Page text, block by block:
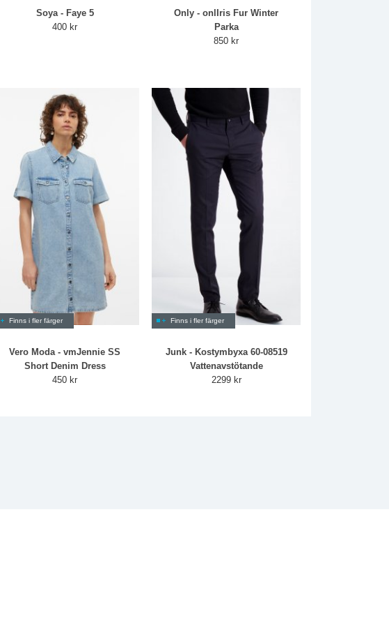
Soya - Faye 5
400 kr
Only - onlIris Fur Winter
Parka
850 kr
Finns i fler färger
Vero Moda - vmJennie SS
Short Denim Dress
450 kr
Finns i fler färger
Junk - Kostymbyxa 60-08519
Vattenavstötande
2299 kr